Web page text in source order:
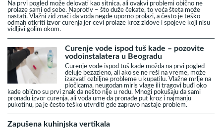
Na prvi pogled može delovati kao sitnica, ali ovakvi problemi obično ne
prolaze sami od sebe. Naprotiv – što duže čekate, to veća šteta može
nastati. Vlažni zid znači da voda negde uporno prolazi, a često je teško
odmah otkriti izvor curenja jer cevi prolaze kroz zidove i spojeve koji nisu
vidljivi golim okom.
Curenje vode ispod tuš kade – pozovite
vodoinstalatera u Beogradu
Curenje vode ispod tuš kade možda na prvi pogled
deluje bezazleno, ali ako se ne reši na vreme, može
izazvati ozbiljne probleme u kupatilu. Vlažne mrlje na
pločicama, neugodan miris vlage ili tragovi buđi oko
kade obično su prvi znak da nešto nije u redu. Mnogi pokušaju da sami
pronađu izvor curenja, ali voda ume da pronađe put kroz i najmanju
pukotinu, pa je često teško utvrditi gde zapravo nastaje problem.
Zapušena kuhinjska vertikala